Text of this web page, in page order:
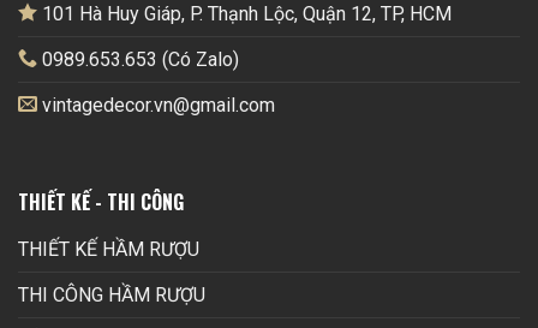
101 Hà Huy Giáp, P. Thạnh Lộc, Quận 12, TP, HCM
0989.653.653 (Có Zalo)
vintagedecor.vn@gmail.com
THIẾT KẾ - THI CÔNG
THIẾT KẾ HẦM RƯỢU
THI CÔNG HẦM RƯỢU